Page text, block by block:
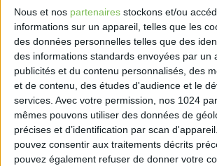
Nous et nos partenaires stockons et/ou
informations sur un appareil, telles que les
des données personnelles telles que des
des informations standards envoyées par un
publicités et du contenu personnalisés, des
et de contenu, des études d'audience et le
services. Avec votre permission, nos 1024
mêmes pouvons utiliser des données de
précises et d’identification par scan
pouvez consentir aux traitements décrits
pouvez également refuser de donner votre
La proposition de rectification
dirigeant à l’issue du contrôle fiscal
doit contenir les explications
permettre de formuler ses
connaître son acceptation.